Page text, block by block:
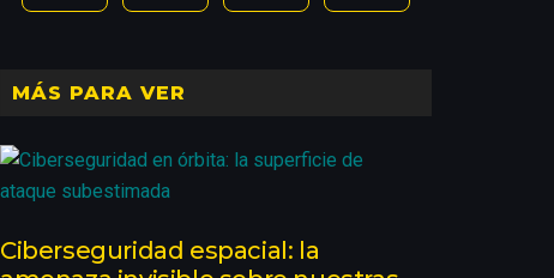
MÁS PARA VER
Ciberseguridad espacial: la